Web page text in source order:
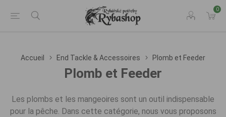
0
Accueil End Tackle & Accessoires Plomb et Feeder
Plomb et Feeder
Les plombs et les mangeoires sont un outil indispensable
pour la pêche. Dans cette catégorie, nous vous proposons